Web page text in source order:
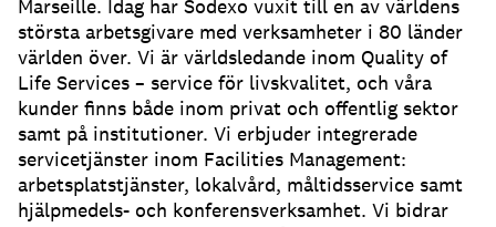
Marseille. Idag har Sodexo vuxit till en av världens
största arbetsgivare med verksamheter i 80 länder
världen över. Vi är världsledande inom Quality of
Life Services – service för livskvalitet, och våra
kunder finns både inom privat och offentlig sektor
samt på institutioner. Vi erbjuder integrerade
servicetjänster inom Facilities Management:
arbetsplatstjänster, lokalvård, måltidsservice samt
hjälpmedels- och konferensverksamhet. Vi bidrar